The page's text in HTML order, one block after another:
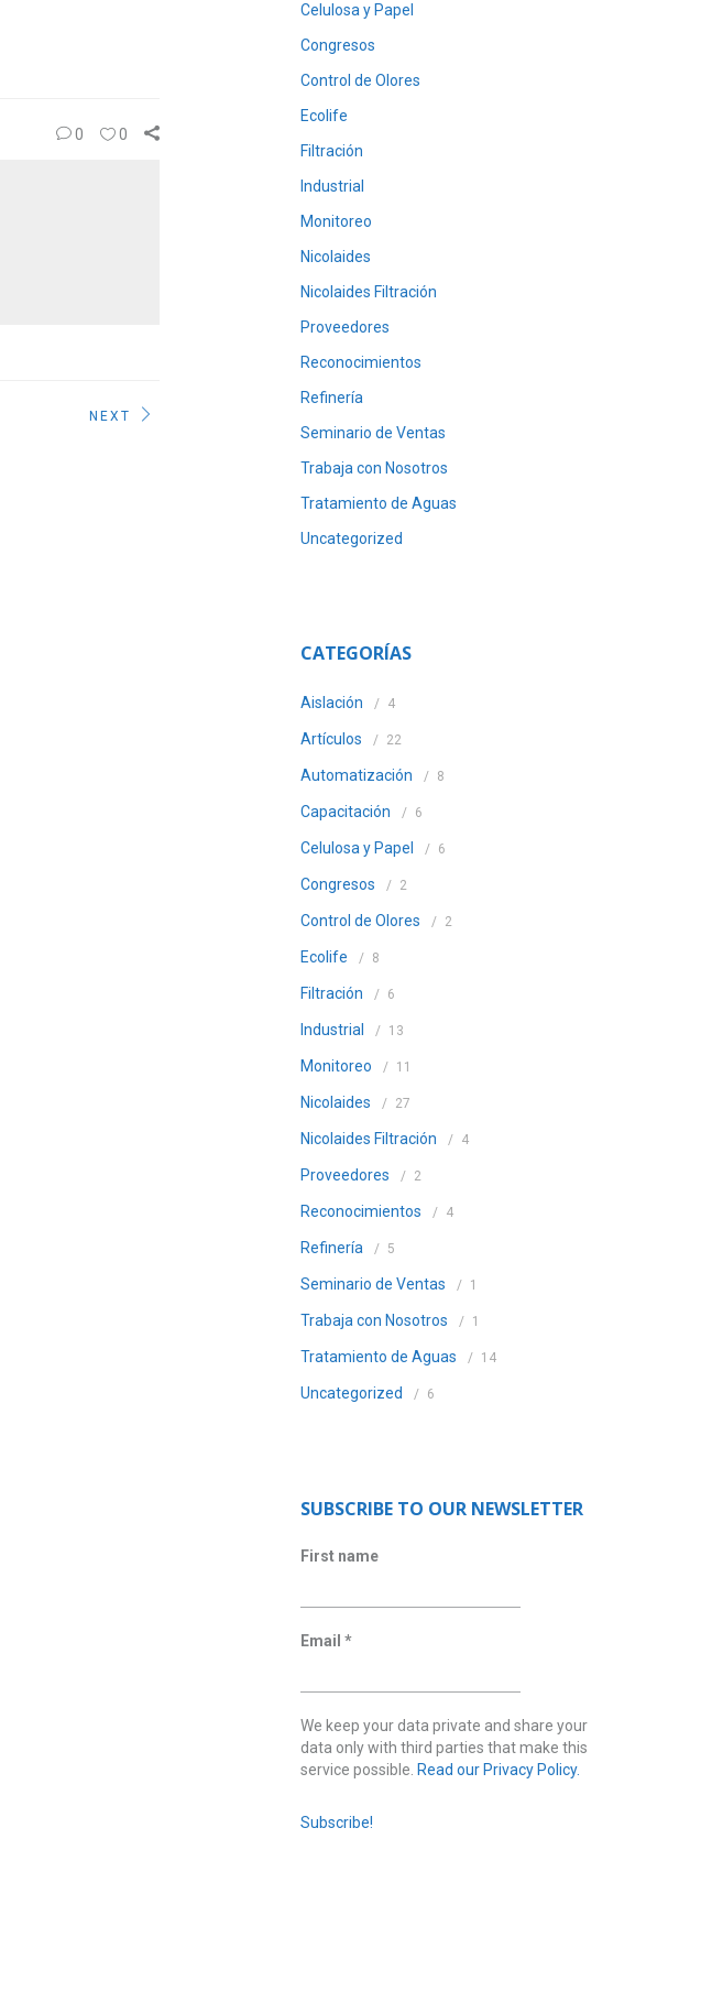
0 0
NEXT
Celulosa y Papel
Congresos
Control de Olores
Ecolife
Filtración
Industrial
Monitoreo
Nicolaides
Nicolaides Filtración
Proveedores
Reconocimientos
Refinería
Seminario de Ventas
Trabaja con Nosotros
Tratamiento de Aguas
Uncategorized
CATEGORÍAS
Aislación 4
Artículos 22
Automatización 8
Capacitación 6
Celulosa y Papel 6
Congresos 2
Control de Olores 2
Ecolife 8
Filtración 6
Industrial 13
Monitoreo 11
Nicolaides 27
Nicolaides Filtración 4
Proveedores 2
Reconocimientos 4
Refinería 5
Seminario de Ventas 1
Trabaja con Nosotros 1
Tratamiento de Aguas 14
Uncategorized 6
SUBSCRIBE TO OUR NEWSLETTER
First name
Email *
We keep your data private and share your
data only with third parties that make this
service possible. Read our Privacy Policy.